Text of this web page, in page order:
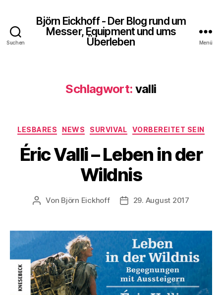
Suchen
Björn Eickhoff - Der Blog rund um
Messer, Equipment und ums
Überleben
Menü
Schlagwort: valli
Kategorien
LESBARES NEWS SURVIVAL VORBEREITET SEIN
Éric Valli – Leben in der
Wildnis
Beitragsautor
Von Björn Eickhoff Veröffentlichungsdatum
29. August 2017